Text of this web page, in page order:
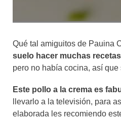
Qué tal amiguitos de Pauina
suelo hacer muchas
pero no había cocina, así
Este pollo a la crema es
llevarlo a la televisión, para
elaborada les recomiendo